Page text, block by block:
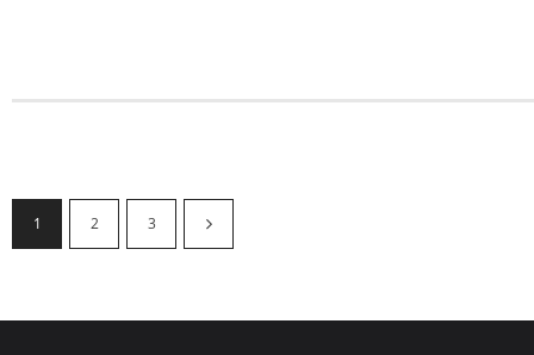
1 2 3